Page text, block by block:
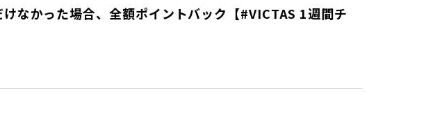
なかった場合、全額ポイントバック【#VICTAS 1週間チ